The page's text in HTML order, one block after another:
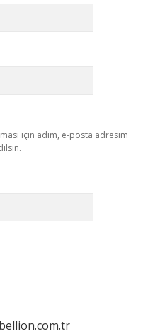
için adım, e-posta adresim